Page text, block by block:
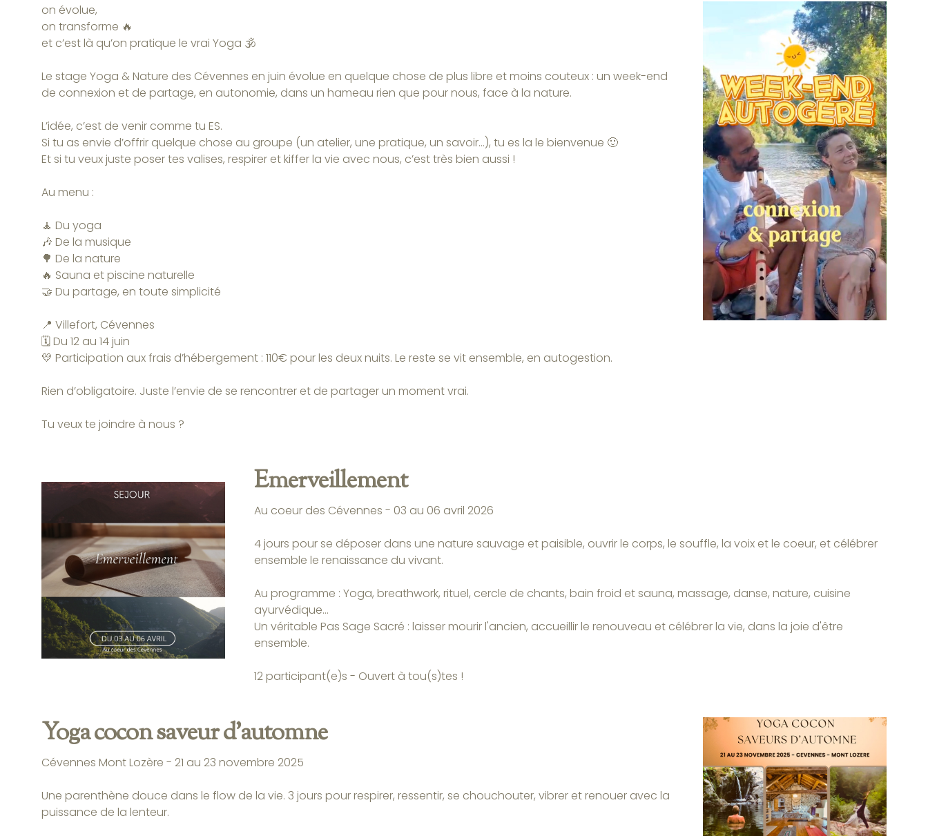
on évolue,
on transforme 🔥
et c’est là qu’on pratique le vrai Yoga 🕉️
Le stage Yoga & Nature des Cévennes en juin évolue en quelque chose de plus libre et moins couteux : un week-end
de connexion et de partage, en autonomie, dans un hameau rien que pour nous, face à la nature.
L’idée, c’est de venir comme tu ES.
Si tu as envie d’offrir quelque chose au groupe (un atelier, une pratique, un savoir...), tu es la le bienvenue 🙂
Et si tu veux juste poser tes valises, respirer et kiffer la vie avec nous, c’est très bien aussi !
Au menu :
🧘 Du yoga
🎶 De la musique
🌳 De la nature
🔥 Sauna et piscine naturelle
🤝 Du partage, en toute simplicité
📍 Villefort, Cévennes
🗓️ Du 12 au 14 juin
💛 Participation aux frais d’hébergement : 110€ pour les deux nuits. Le reste se vit ensemble, en autogestion.
Rien d’obligatoire. Juste l’envie de se rencontrer et de partager un moment vrai.
Tu veux te joindre à nous ?
Emerveillement
Au coeur des Cévennes - 03 au 06 avril 2026
4 jours pour se déposer dans une nature sauvage et paisible, ouvrir le corps, le souffle, la voix et le coeur, et célébrer
ensemble le renaissance du vivant.
Au programme : Yoga, breathwork, rituel, cercle de chants, bain froid et sauna, massage, danse, nature, cuisine
ayurvédique...
Un véritable Pas Sage Sacré : laisser mourir l'ancien, accueillir le renouveau et célébrer la vie, dans la joie d'être
ensemble.
12 participant(e)s - Ouvert à tou(s)tes !
Yoga cocon saveur d'automne
Cévennes Mont Lozère - 21 au 23 novembre 2025
Une parenthène douce dans le flow de la vie. 3 jours pour respirer, ressentir, se chouchouter, vibrer et renouer avec la
puissance de la lenteur.